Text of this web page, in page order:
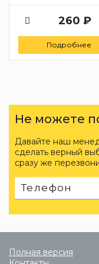
260 ₽
Подробнее
Не можете
Давайте наш
сделать верный
сразу же
Полная версия